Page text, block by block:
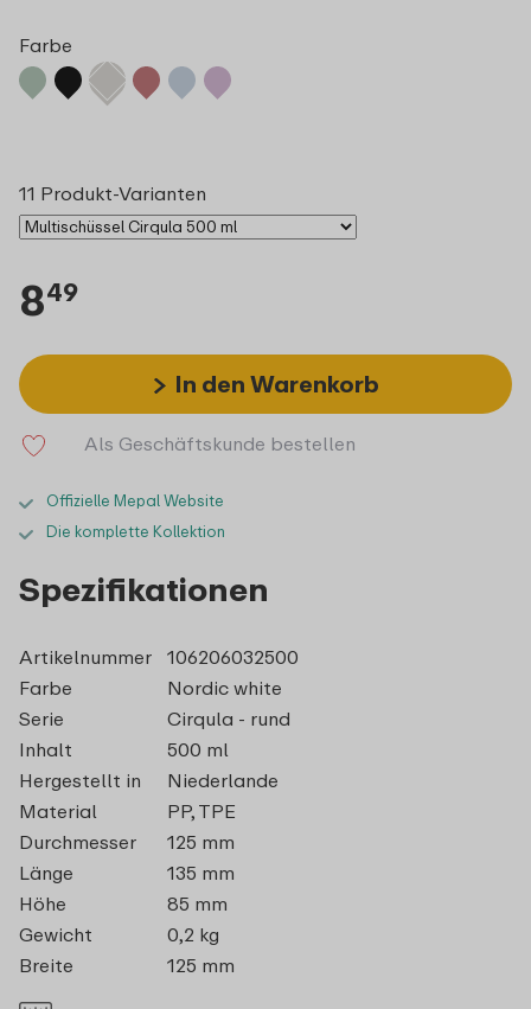
Farbe
11 Produkt-Varianten
849
In den Warenkorb
Als Geschäftskunde bestellen
Offizielle Mepal Website
Die komplette Kollektion
Spezifikationen
Artikelnummer
106206032500
Farbe
Nordic white
Serie
Cirqula - rund
Inhalt
500 ml
Hergestellt in
Niederlande
Material
PP, TPE
Durchmesser
125 mm
Länge
135 mm
Höhe
85 mm
Gewicht
0,2 kg
Breite
125 mm